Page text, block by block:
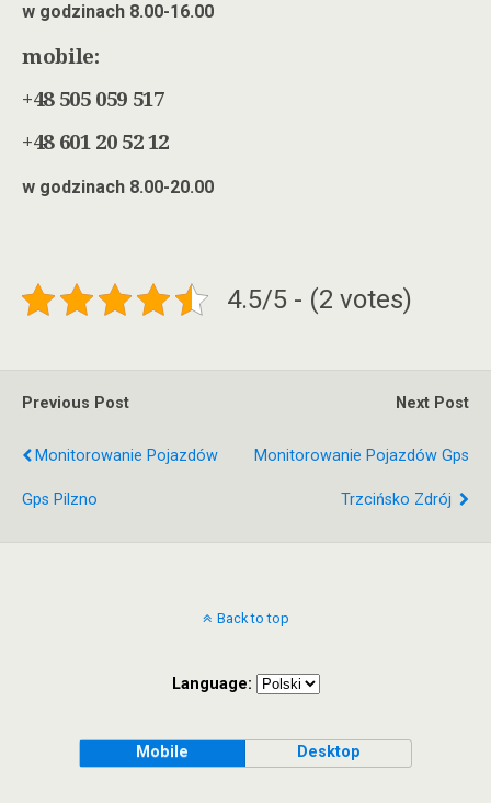
w godzinach 8.00-16.00
mobile:
+48 505 059 517
+48 601 20 52 12
w godzinach 8.00-20.00
4.5/5 - (2 votes)
Previous Post
Monitorowanie Pojazdów
Gps Pilzno
Next Post
Monitorowanie Pojazdów Gps
Trzcińsko Zdrój
Back to top
Language:
Mobile Desktop